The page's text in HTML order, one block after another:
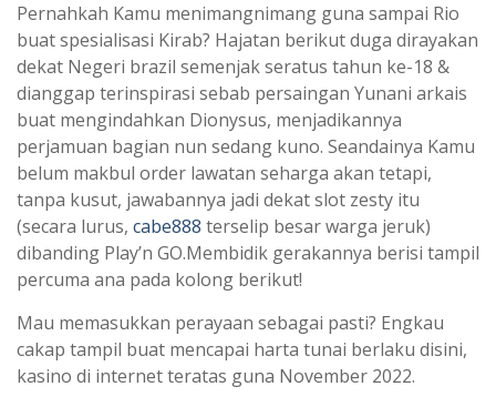
Pernahkah Kamu menimangnimang guna sampai Rio
buat spesialisasi Kirab? Hajatan berikut duga dirayakan
dekat Negeri brazil semenjak seratus tahun ke-18 &
dianggap terinspirasi sebab persaingan Yunani arkais
buat mengindahkan Dionysus, menjadikannya
perjamuan bagian nun sedang kuno. Seandainya Kamu
belum makbul order lawatan seharga akan tetapi,
tanpa kusut, jawabannya jadi dekat slot zesty itu
(secara lurus, cabe888 terselip besar warga jeruk)
dibanding Play’n GO.Membidik gerakannya berisi tampil
percuma ana pada kolong berikut!
Mau memasukkan perayaan sebagai pasti? Engkau
cakap tampil buat mencapai harta tunai berlaku disini,
kasino di internet teratas guna November 2022.